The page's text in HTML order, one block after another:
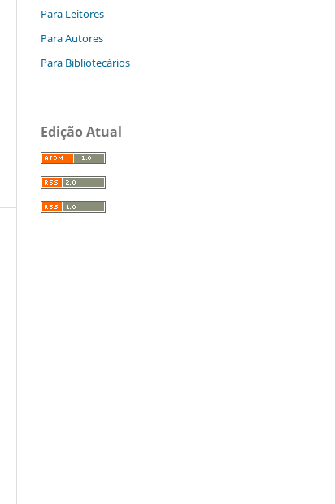
Para Leitores
Para Autores
Para Bibliotecários
Edição Atual